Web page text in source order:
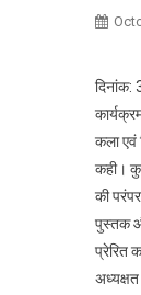
दिनांक:
कला एवं
कही।
की
पुस्तक
प्रेरित
अध्यक्षत